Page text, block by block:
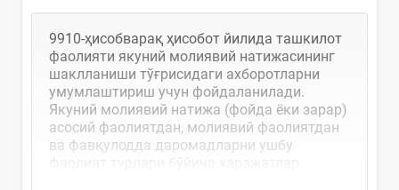
9910-ҳисобварақ ҳисобот йилида ташкилот
фаолияти якуний молиявий натижасининг
шаклланиши тўғрисидаги ахборотларни
умумлаштириш учун фойдаланилади.
Якуний молиявий натижа (фойда ёки зарар)
асосий фаолиятдан, молиявий фаолиятдан
ва фавқулодда даромадларни ушбу